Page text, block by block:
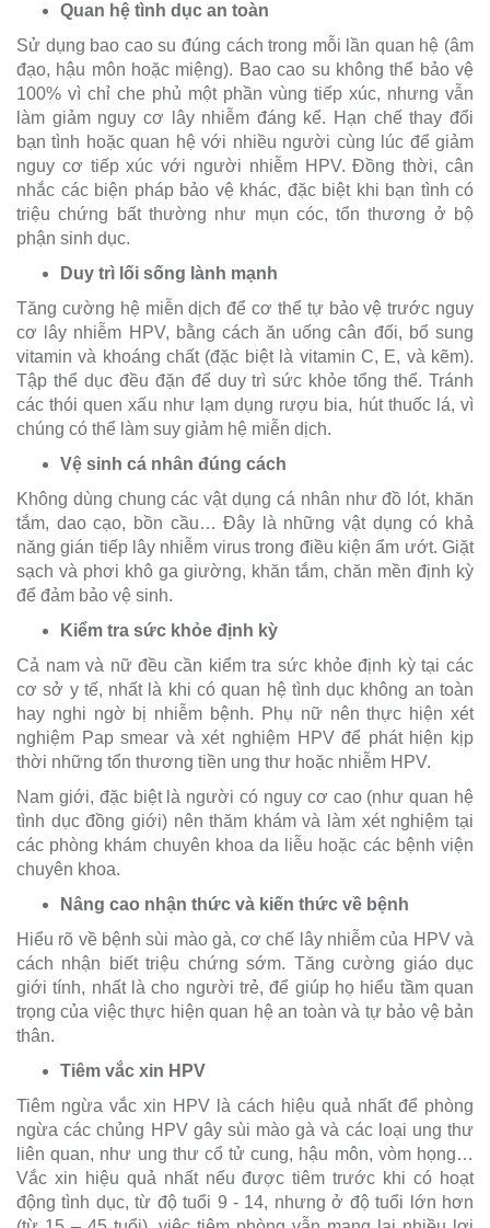
Quan hệ tình dục an toàn
Sử dụng bao cao su đúng cách trong mỗi lần quan hệ (âm
đạo, hậu môn hoặc miệng). Bao cao su không thể bảo vệ
100% vì chỉ che phủ một phần vùng tiếp xúc, nhưng vẫn
làm giảm nguy cơ lây nhiễm đáng kể. Hạn chế thay đổi
bạn tình hoặc quan hệ với nhiều người cùng lúc để giảm
nguy cơ tiếp xúc với người nhiễm HPV. Đồng thời, cân
nhắc các biện pháp bảo vệ khác, đặc biệt khi bạn tình có
triệu chứng bất thường như mụn cóc, tổn thương ở bộ
phận sinh dục.
Duy trì lối sống lành mạnh
Tăng cường hệ miễn dịch để cơ thể tự bảo vệ trước nguy
cơ lây nhiễm HPV, bằng cách ăn uống cân đối, bổ sung
vitamin và khoáng chất (đặc biệt là vitamin C, E, và kẽm).
Tập thể dục đều đặn để duy trì sức khỏe tổng thể. Tránh
các thói quen xấu như lạm dụng rượu bia, hút thuốc lá, vì
chúng có thể làm suy giảm hệ miễn dịch.
Vệ sinh cá nhân đúng cách
Không dùng chung các vật dụng cá nhân như đồ lót, khăn
tắm, dao cạo, bồn cầu… Đây là những vật dụng có khả
năng gián tiếp lây nhiễm virus trong điều kiện ẩm ướt. Giặt
sạch và phơi khô ga giường, khăn tắm, chăn mền định kỳ
để đảm bảo vệ sinh.
Kiểm tra sức khỏe định kỳ
Cả nam và nữ đều cần kiểm tra sức khỏe định kỳ tại các
cơ sở y tế, nhất là khi có quan hệ tình dục không an toàn
hay nghi ngờ bị nhiễm bệnh. Phụ nữ nên thực hiện xét
nghiệm Pap smear và xét nghiệm HPV để phát hiện kịp
thời những tổn thương tiền ung thư hoặc nhiễm HPV.
Nam giới, đặc biệt là người có nguy cơ cao (như quan hệ
tình dục đồng giới) nên thăm khám và làm xét nghiệm tại
các phòng khám chuyên khoa da liễu hoặc các bệnh viện
chuyên khoa.
Nâng cao nhận thức và kiến thức về bệnh
Hiểu rõ về bệnh sùi mào gà, cơ chế lây nhiễm của HPV và
cách nhận biết triệu chứng sớm. Tăng cường giáo dục
giới tính, nhất là cho người trẻ, để giúp họ hiểu tầm quan
trọng của việc thực hiện quan hệ an toàn và tự bảo vệ bản
thân.
Tiêm vắc xin HPV
Tiêm ngừa vắc xin HPV là cách hiệu quả nhất để phòng
ngừa các chủng HPV gây sùi mào gà và các loại ung thư
liên quan, như ung thư cổ tử cung, hậu môn, vòm họng…
Vắc xin hiệu quả nhất nếu được tiêm trước khi có hoạt
động tình dục, từ độ tuổi 9 - 14, nhưng ở độ tuổi lớn hơn